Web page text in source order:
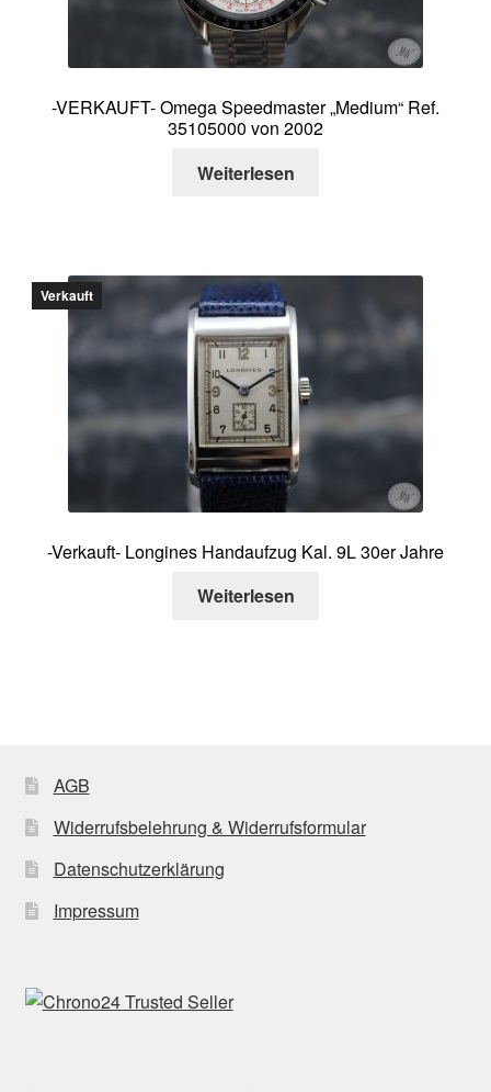
-VERKAUFT- Omega Speedmaster „Medium“ Ref.
35105000 von 2002
Weiterlesen
Verkauft
-Verkauft- Longines Handaufzug Kal. 9L 30er Jahre
Weiterlesen
AGB
Widerrufsbelehrung & Widerrufsformular
Datenschutzerklärung
Impressum